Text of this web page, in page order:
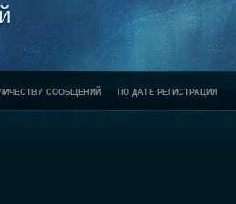
СООБЩЕНИЙ ПО ДАТЕ РЕГИСТРАЦИИ